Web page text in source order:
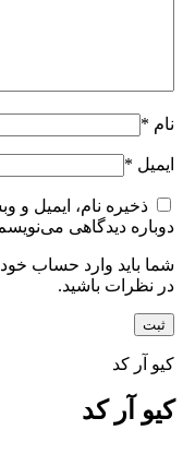
نام *
ایمیل *
ذخیره نام، ایمیل و
دوباره دیدگاهی
شما باید وارد حساب خود
در نظرات باشید.
کیو آر کد
کیو آر کد